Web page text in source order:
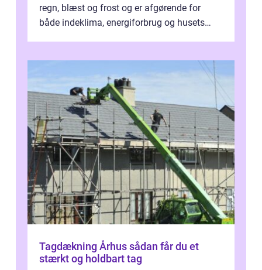
regn, blæst og frost og er afgørende for
både indeklima, energiforbrug og husets
Tagdækning Århus sådan får du et
stærkt og holdbart tag